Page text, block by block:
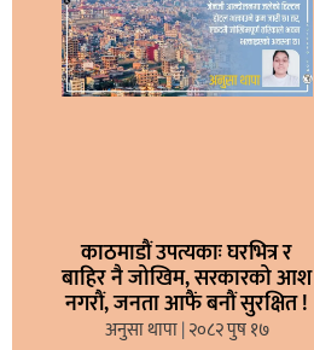
काठमाडौं उपत्यकाः घरभित्र र
बाहिर नै जोखिम, सरकारको आश
नगरौं, जनता आफैं बनौं सुरक्षित !
अनुसा थापा २०८२ पुष १७